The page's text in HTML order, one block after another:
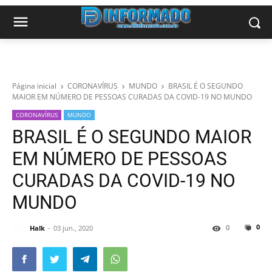
Página inicial CORONAVÍRUS MUNDO
BRASIL É O SEGUNDO
MAIOR EM NÚMERO DE PESSOAS CURADAS DA COVID-19 NO MUNDO
CORONAVÍRUS MUNDO
BRASIL É O SEGUNDO MAIOR
EM NÚMERO DE PESSOAS
CURADAS DA COVID-19 NO
MUNDO
Halk 03 jun., 2020 0
0